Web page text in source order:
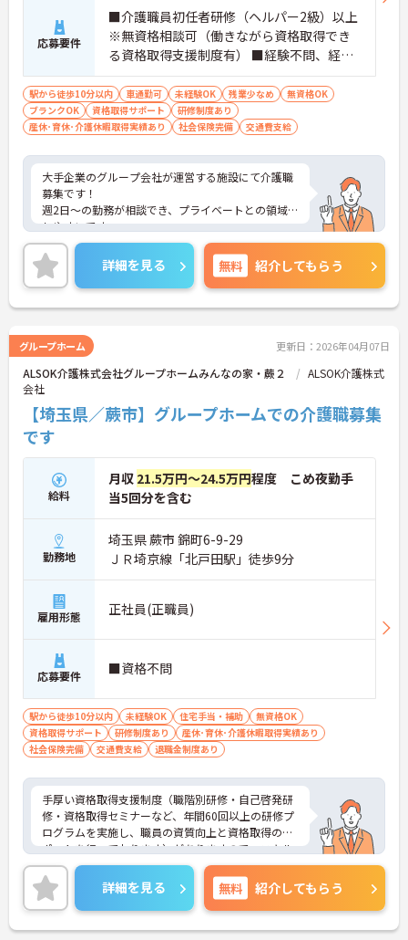
応募要件
■介護職員初任者研修（ヘルパー2級）以上
※無資格相談可（働きながら資格取得でき
る資格取得支援制度有） ■経験不問、経験
者歓迎 ■ブランクOK
駅から徒歩10分以内 車通勤可 未経験OK 残業少なめ
無資格OK
ブランクOK
資格取得サポート
研修制度あり
産休･育休･介護休暇取得実績あり
社会保険完備 交通費支給
大手企業のグループ会社が運営する施設にて介護職
募集です！
週2日～の勤務が相談でき、プライベートとの領域も
しやすいです。
ご興味ある方には、面接対策ポイントなど、さらに
詳細をお話しいたしますのでお気軽にご相談くださ
い！
詳細を見る 無料 紹介してもらう
グループホーム 更新日：2026年04月07日
ALSOK介護株式会社グループホームみんなの家・蕨２
ALSOK介護株式
会社
【埼玉県／蕨市】グループホームでの介護職募集
です
給料
月収 21.5万円～24.5万円程度 こめ夜勤手
当5回分を含む
勤務地
埼玉県 蕨市 錦町6-9-29
ＪＲ埼京線「北戸田駅」徒歩9分
雇用形態 正社員(正職員)
応募要件 ■資格不問
駅から徒歩10分以内 未経験OK 住宅手当・補助
無資格OK
資格取得サポート
研修制度あり
産休･育休･介護休暇取得実績あり
社会保険完備
交通費支給 退職金制度あり
手厚い資格取得支援制度（職階別研修・自己啓発研
修・資格取得セミナーなど、年間60回以上の研修プ
ログラムを実施し、職員の資質向上と資格取得のサ
ポートを行っております）がありますので、スキル
アップされたい方や未経
験の方にもおすすめです！また、すべての働く方が
「安心して長く活躍できる職場」を提供すべく、
様々な福利厚生制度をご用意しております。
まずは施設での面談や見学からでもご相談可能で
詳細を見る 無料 紹介してもらう